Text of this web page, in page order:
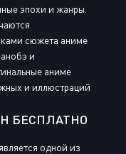
эпохи и жанры.
сюжета аниме
и
аниме
и иллюстраций
БЕСПЛАТНО
одной из